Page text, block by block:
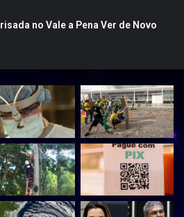
no Vale a Pena Ver de Novo